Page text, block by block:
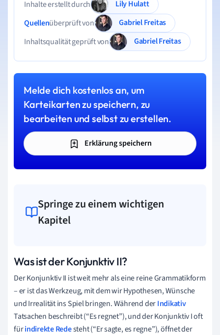
Inhalte erstellt durch
Lily Hulatt
Quellenüberprüft von
Gabriel Freitas
Inhaltsqualität geprüft von
Gabriel Freitas
Melde dich kostenlos an, um
Karteikarten zu speichern, zu
bearbeiten und selbst zu erstellen.
Erklärung speichern
Springe zu einem wichtigen
Kapitel
Was ist der Konjunktiv II?
Der Konjunktiv II ist weit mehr als eine reine Grammatikform
– er ist das Werkzeug, mit dem wir Hypothesen, Wünsche
und Irrealität ins Spiel bringen. Während derIndikativ
Tatsachen beschreibt (“Es regnet”), und der Konjunktiv I oft
fürindirekte Redesteht (“Er sagte, es regne”), öffnet der